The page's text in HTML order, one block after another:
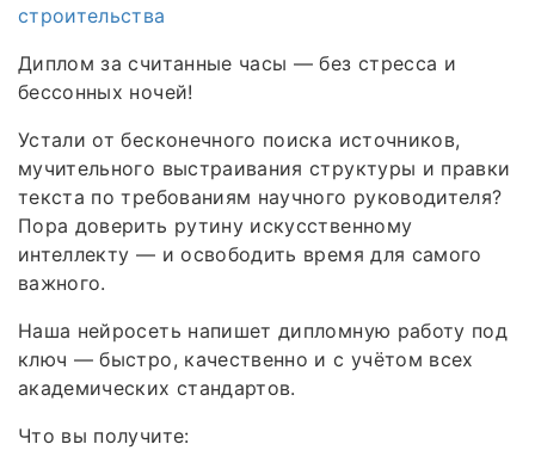
строительства
Диплом за считанные часы — без стресса и
бессонных ночей!
Устали от бесконечного поиска источников,
мучительного выстраивания структуры и правки
текста по требованиям научного руководителя?
Пора доверить рутину искусственному
интеллекту — и освободить время для самого
важного.
Наша нейросеть напишет дипломную работу под
ключ — быстро, качественно и с учётом всех
академических стандартов.
Что вы получите: